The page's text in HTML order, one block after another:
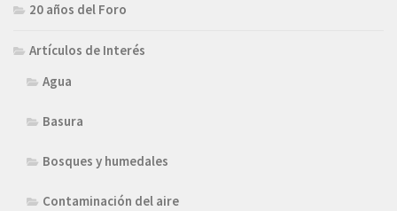
20 años del Foro
Artículos de Interés
Agua
Basura
Bosques y humedales
Contaminación del aire